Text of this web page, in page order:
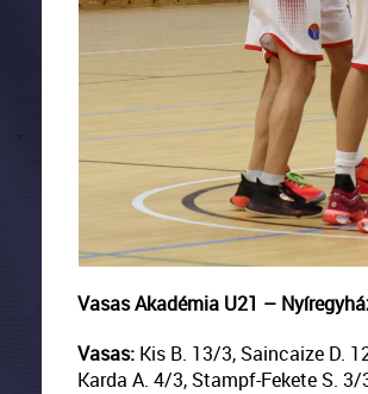
Vasas Akadémia U21 –
Vasas:Kis B. 13/3, Saincaize D.
Karda A. 4/3, Stampf-Fekete S. 3/